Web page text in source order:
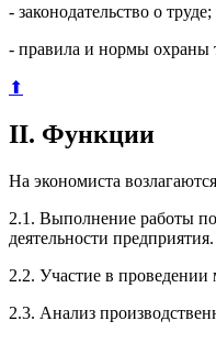
- законодательство о труде;
- правила и нормы охраны
⬆
II. Функции
На экономиста
2.1. Выполнение работы
деятельности предприятия.
2.2. Участие в
2.3. Анализ